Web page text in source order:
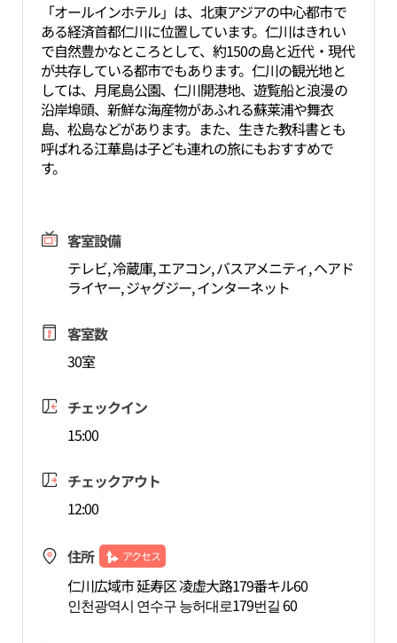
「オールインホテル」は、北東アジアの中心都市で
ある経済首都仁川に位置しています。仁川はきれい
で自然豊かなところとして、約150の島と近代・現代
が共存している都市でもあります。仁川の観光地と
しては、月尾島公園、仁川開港地、遊覧船と浪漫の
沿岸埠頭、新鮮な海産物があふれる蘇莱浦や舞衣
島、松島などがあります。また、生きた教科書とも
呼ばれる江華島は子ども連れの旅にもおすすめで
す。
客室設備
テレビ, 冷蔵庫, エアコン, バスアメニティ, ヘアド
ライヤー, ジャグジー, インターネット
客室数
30室
チェックイン
15:00
チェックアウト
12:00
住所 アクセス
仁川広域市 延寿区 凌虚大路179番キル60
인천광역시 연수구 능허대로179번길 60